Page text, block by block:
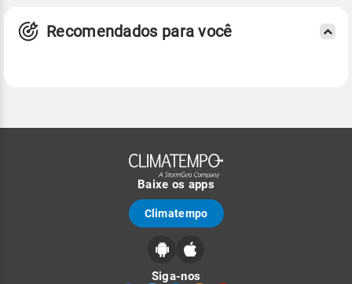
Recomendados para você
Baixe os apps
Climatempo
Siga-nos